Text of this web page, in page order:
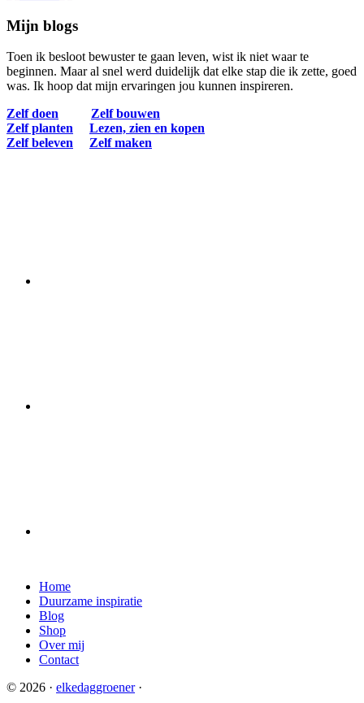
Mijn blogs
Toen ik besloot bewuster te gaan leven, wist ik niet waar te
beginnen. Maar al snel werd duidelijk dat elke stap die ik zette, goed
was. Ik hoop dat mijn ervaringen jou kunnen inspireren.
Zelf doen
Zelf bouwen
Zelf planten
Lezen, zien en kopen
Zelf beleven
Zelf maken
Home
Duurzame inspiratie
Blog
Shop
Over mij
Contact
© 2026 · elkedaggroener·